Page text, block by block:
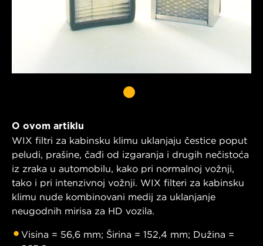
O ovom artiklu
WIX filtri za kabinsku klimu uklanjaju čestice poput
peludi, prašine, čađi od izgaranja i drugih nečistoća
iz zraka u automobilu, kako pri normalnoj vožnji,
tako i pri intenzivnoj vožnji. WIX filteri za kabinsku
klimu nude kombinovani medij za uklanjanje
neugodnih mirisa za HD vozila.
Visina = 56,6 mm; Širina = 152,4 mm; Dužina =